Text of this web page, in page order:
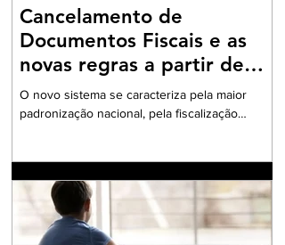
Cancelamento de
Documentos Fiscais e as
novas regras a partir de
2026
O novo sistema se caracteriza pela maior
padronização nacional, pela fiscalização
Constitucional nº 132/2023 e regulamentada
pela Lei Complementar nº 214/2025, introduziu
no ordenamento brasileiro o modelo do IVA